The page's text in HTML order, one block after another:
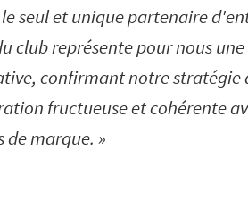
seul et unique partenaire
club représente pour nous
confirmant notre stratégie
fructueuse et cohérente
de marque.